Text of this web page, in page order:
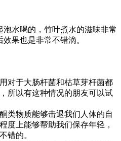
水喝的，竹叶煮水的滋味非常
果也是非常不错滴。
对于大肠杆菌和枯草芽杆菌都
所以有这种情况的朋友可以试
类物质能够击退我们人体的自
度上能够帮助我们保存年轻，
错的。